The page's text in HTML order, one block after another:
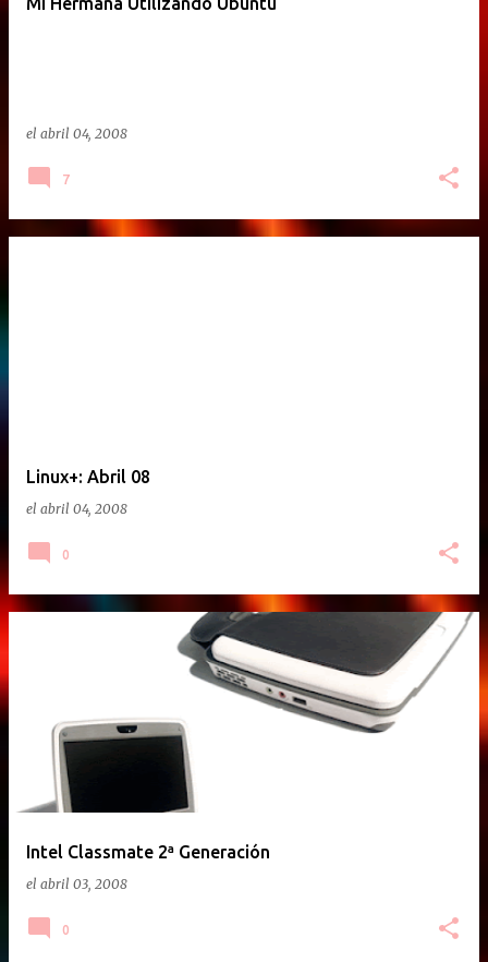
el abril 04, 2008
7
Linux+: Abril 08
el abril 04, 2008
0
Intel Classmate 2ª Generación
el abril 03, 2008
0